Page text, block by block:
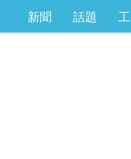
新聞 話題